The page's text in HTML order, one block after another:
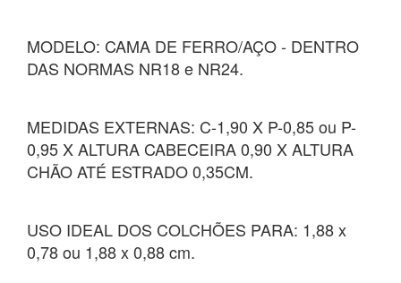
MODELO: CAMA DE FERRO/AÇO - DENTRO
DAS NORMAS NR18 e NR24.
MEDIDAS EXTERNAS: C-1,90 X P-0,85 ou P-
0,95 X ALTURA CABECEIRA 0,90 X ALTURA
CHÃO ATÉ ESTRADO 0,35CM.
USO IDEAL DOS COLCHÕES PARA: 1,88 x
0,78 ou 1,88 x 0,88 cm.